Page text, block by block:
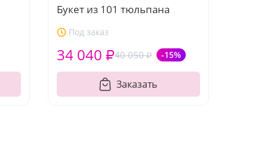
Букет из 101 тюльпана
Под заказ
40 050 ₽ -15%
34 040 ₽
Заказать